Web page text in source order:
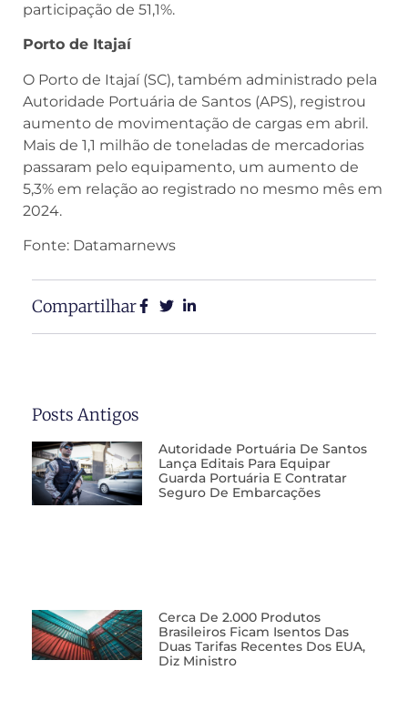
participação de 51,1%.
Porto de Itajaí
O Porto de Itajaí (SC), também administrado pela
Autoridade Portuária de Santos (APS), registrou
aumento de movimentação de cargas em abril.
Mais de 1,1 milhão de toneladas de mercadorias
passaram pelo equipamento, um aumento de
5,3% em relação ao registrado no mesmo mês em
2024.
Fonte: Datamarnews
Compartilhar
Posts Antigos
Autoridade Portuária De Santos
Lança Editais Para Equipar
Guarda Portuária E Contratar
Seguro De Embarcações
Cerca De 2.000 Produtos
Brasileiros Ficam Isentos Das
Duas Tarifas Recentes Dos EUA,
Diz Ministro